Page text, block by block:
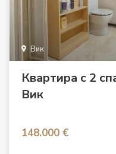
Вик
Квартира с 2
Вик
148.000 €